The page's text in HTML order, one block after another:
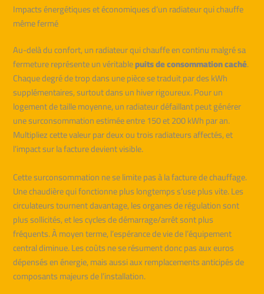
Impacts énergétiques et économiques d’un radiateur qui chauffe
même fermé
Au-delà du confort, un radiateur qui chauffe en continu malgré sa
fermeture représente un véritablepuits de consommation caché.
Chaque degré de trop dans une pièce se traduit par des kWh
supplémentaires, surtout dans un hiver rigoureux. Pour un
logement de taille moyenne, un radiateur défaillant peut générer
une surconsommation estimée entre 150 et 200 kWh par an.
Multipliez cette valeur par deux ou trois radiateurs affectés, et
l’impact sur la facture devient visible.
Cette surconsommation ne se limite pas à la facture de chauffage.
Une chaudière qui fonctionne plus longtemps s’use plus vite. Les
circulateurs tournent davantage, les organes de régulation sont
plus sollicités, et les cycles de démarrage/arrêt sont plus
fréquents. À moyen terme, l’espérance de vie de l’équipement
central diminue. Les coûts ne se résument donc pas aux euros
dépensés en énergie, mais aussi aux remplacements anticipés de
composants majeurs de l’installation.